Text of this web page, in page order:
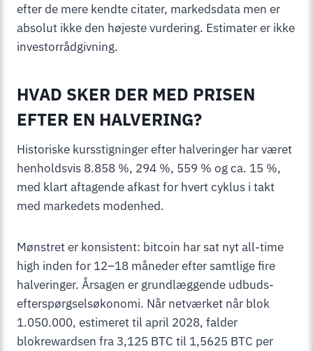
efter de mere kendte citater, markedsdata men er
absolut ikke den højeste vurdering. Estimater er ikke
investorrådgivning.
HVAD SKER DER MED PRISEN
EFTER EN HALVERING?
Historiske kursstigninger efter halveringer har været
henholdsvis 8.858 %, 294 %, 559 % og ca. 15 %,
med klart aftagende afkast for hvert cyklus i takt
med markedets modenhed.
Mønstret er konsistent: bitcoin har sat nyt all-time
high inden for 12–18 måneder efter samtlige fire
halveringer. Årsagen er grundlæggende udbuds-
efterspørgselsøkonomi. Når netværket når blok
1.050.000, estimeret til april 2028, falder
blokrewardsen fra 3,125 BTC til 1,5625 BTC per